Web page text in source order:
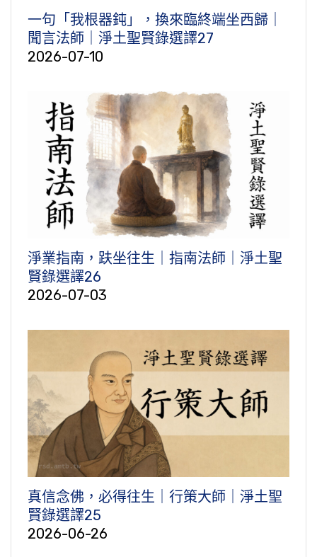
一句「我根器鈍」，換來臨終端坐西歸｜
聞言法師｜淨土聖賢錄選譯27
2026-07-10
淨業指南，趺坐往生｜指南法師｜淨土聖
賢錄選譯26
2026-07-03
真信念佛，必得往生｜行策大師｜淨土聖
賢錄選譯25
2026-06-26